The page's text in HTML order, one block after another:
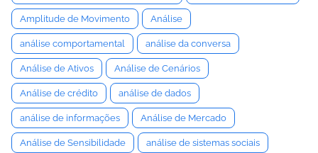
Amplitude de Movimento Análise
análise comportamental análise da conversa
Análise de Ativos Análise de Cenários
Análise de crédito análise de dados
análise de informações Análise de Mercado
Análise de Sensibilidade análise de sistemas sociais